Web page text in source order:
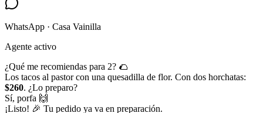
WhatsApp · Casa Vainilla
Agente activo
¿Qué me recomiendas para 2? 🌮
Los tacos al pastor con una quesadilla de flor. Con dos horchatas:
$260. ¿Lo preparo?
Sí, porfa 🙌
¡Listo! 🎉 Tu pedido ya va en preparación.